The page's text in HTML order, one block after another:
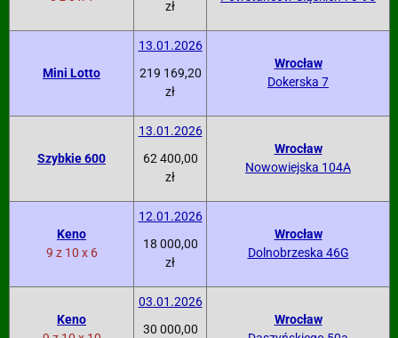
zł
Mini Lotto
13.01.2026
219 169,20
zł
Wrocław
Dokerska 7
Szybkie 600
13.01.2026
62 400,00
zł
Wrocław
Nowowiejska 104A
Keno
9 z 10 x 6
12.01.2026
18 000,00
zł
Wrocław
Dolnobrzeska 46G
Keno
03.01.2026
30 000,00
Wrocław